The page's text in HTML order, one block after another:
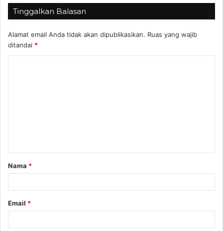
Tinggalkan Balasan
Alamat email Anda tidak akan dipublikasikan. Ruas yang wajib
ditandai *
a
r
Nama *
Email *